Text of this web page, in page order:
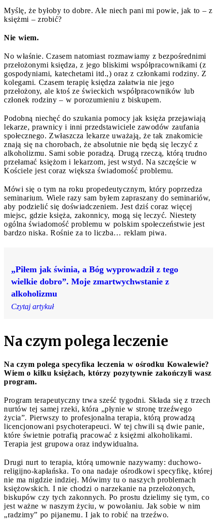
Myślę, że byłoby to dobre. Ale niech pani mi powie, jak to – z
księżmi – zrobić?
Nie wiem.
No właśnie. Czasem natomiast rozmawiamy z bezpośrednimi
przełożonymi księdza, z jego bliskimi współpracownikami (z
gospodyniami, katechetami itd.,) oraz z członkami rodziny. Z
kolegami. Czasem terapię księdza załatwia nie jego
przełożony, ale ktoś ze świeckich współpracowników lub
członek rodziny – w porozumieniu z biskupem.
Podobną niechęć do szukania pomocy jak księża przejawiają
lekarze, prawnicy i inni przedstawiciele zawodów zaufania
społecznego. Zwłaszcza lekarze uważają, że tak znakomicie
znają się na chorobach, że absolutnie nie będą się leczyć z
alkoholizmu. Sami sobie poradzą. Drugą rzeczą, którą trudno
przełamać księżom i lekarzom, jest wstyd. Na szczęście w
Kościele jest coraz większa świadomość problemu.
Mówi się o tym na roku propedeutycznym, który poprzedza
seminarium. Wiele razy sam byłem zapraszany do seminariów,
aby podzielić się doświadczeniem. Jest dziś coraz więcej
miejsc, gdzie księża, zakonnicy, mogą się leczyć. Niestety
ogólna świadomość problemu w polskim społeczeństwie jest
bardzo niska. Rośnie za to liczba… reklam piwa.
„Piłem jak świnia, a Bóg wyprowadził z tego
wielkie dobro”. Moje zmartwychwstanie z
alkoholizmu
Czytaj artykuł
Na czym polega leczenie
Na czym polega specyfika leczenia w ośrodku Kowalewie?
Wiem o kilku księżach, którzy pozytywnie zakończyli wasz
program.
Program terapeutyczny trwa sześć tygodni. Składa się z trzech
nurtów tej samej rzeki, która „płynie w stronę trzeźwego
życia”. Pierwszy to profesjonalna terapia, którą prowadzą
licencjonowani psychoterapeuci. W tej chwili są dwie panie,
które świetnie potrafią pracować z księżmi alkoholikami.
Terapia jest grupowa oraz indywidualna.
Drugi nurt to terapia, którą umownie nazywamy: duchowo-
religijno-kapłańska. To ona nadaje ośrodkowi specyfikę, której
nie ma nigdzie indziej. Mówimy tu o naszych problemach
księżowskich. I nie chodzi o narzekanie na przełożonych,
biskupów czy tych zakonnych. Po prostu dzielimy się tym, co
jest ważne w naszym życiu, w powołaniu. Jak sobie w nim
„radzimy” po pijanemu. I jak to robić na trzeźwo.